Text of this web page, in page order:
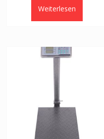
Weiterlesen